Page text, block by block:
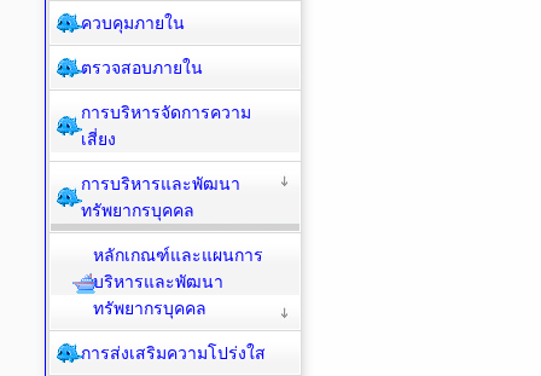
ควบคุมภายใน
ตรวจสอบภายใน
การบริหารจัดการความ
เสี่ยง
การบริหารและพัฒนา
ทรัพยากรบุคคล
หลักเกณฑ์และแผนการ
บริหารและพัฒนา
ทรัพยากรบุคคล
การส่งเสริมความโปร่งใส